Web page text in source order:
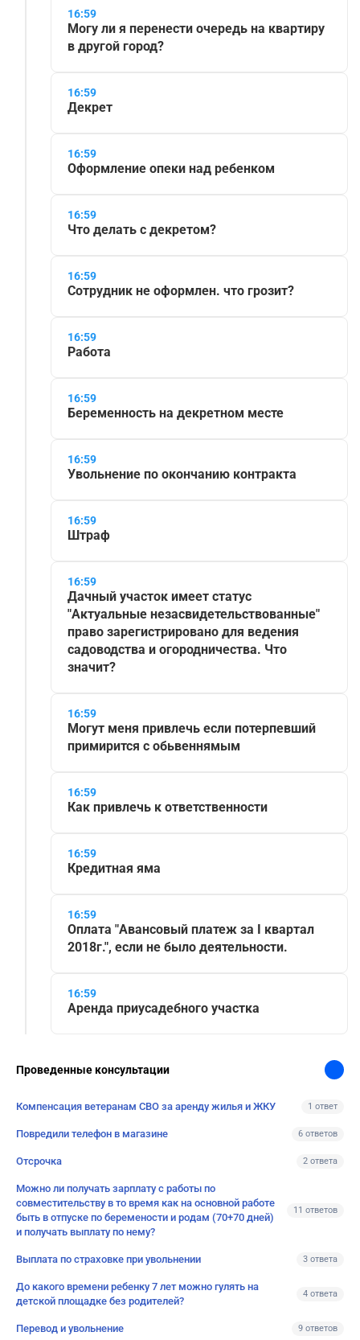
16:59
Могу ли я перенести очередь на квартиру
в другой город?
16:59
Декрет
16:59
Оформление опеки над ребенком
16:59
Что делать с декретом?
16:59
Сотрудник не оформлен. что грозит?
16:59
Работа
16:59
Беременность на декретном месте
16:59
Увольнение по окончанию контракта
16:59
Штраф
16:59
Дачный участок имеет статус
"Актуальные незасвидетельствованные"
право зарегистрировано для ведения
садоводства и огородничества. Что
значит?
16:59
Могут меня привлечь если потерпевший
примирится с обьвеннямым
16:59
Как привлечь к ответственности
16:59
Кредитная яма
16:59
Оплата "Авансовый платеж за I квартал
2018г.", если не было деятельности.
16:59
Аренда приусадебного участка
Проведенные консультации
Компенсация ветеранам СВО за аренду жилья и ЖКУ 1 ответ
Повредили телефон в магазине 6 ответов
Отсрочка 2 ответа
Можно ли получать зарплату с работы по
совместительству в то время как на основной работе
быть в отпуске по беремености и родам (70+70 дней)
и получать выплату по нему?
11 ответов
Выплата по страховке при увольнении 3 ответа
До какого времени ребенку 7 лет можно гулять на
детской площадке без родителей?
4 ответа
Перевод и увольнение 9 ответов